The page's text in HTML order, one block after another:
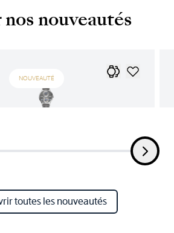
nouveautés
NOUVEAUTÉ
toutes les nouveautés